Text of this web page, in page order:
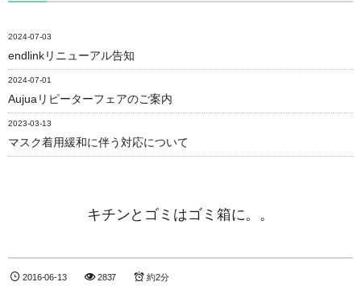
2024-07-03
endlinkリニューアル告知
2024-07-01
Aujuaリピーターフェアのご案内
2023-03-13
マスク着用緩和に伴う対応について
キチンとゴミはゴミ箱に。。
2016-06-13 2837 約2分